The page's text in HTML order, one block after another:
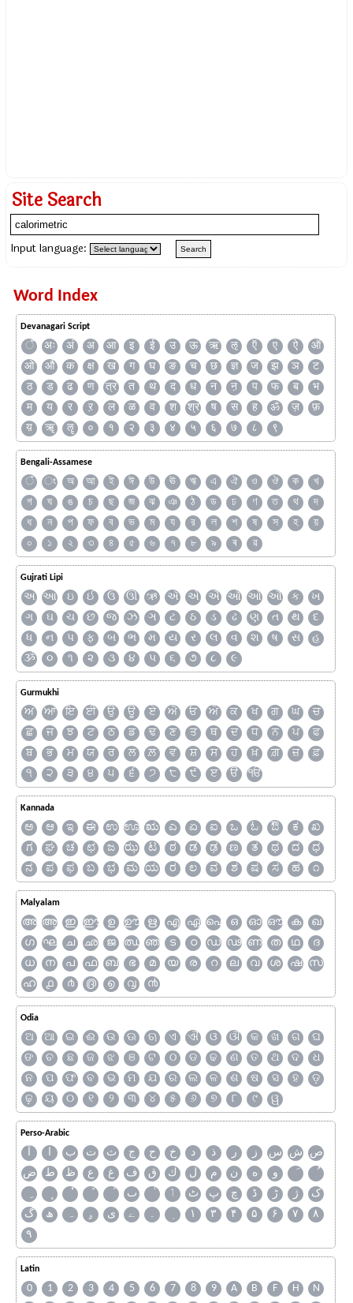
Site Search
Input language:
Word Index
Devanagari Script
ँ अः अं अ आ इ ई उ ऊ ऋ ऌ ऍ ए ऐ
ऑ
ओ
औ क क्ष ख ग घ ङ च छ ज्ञ ज झ ञ
ट
ठ
ड ढ ण त्र त थ द ध न ऩ प फ ब
भ
म
य र ऱ ल ळ व श श्र ष स ह ॐ ज़
फ़
य़
ॠ ॡ ० १ २ ३ ४ ५ ६ ७ ८ ९
Bengali-Assamese
ঁ ং অ আ ই ঈ উ ঊ ঋ এ ঐ ও ঔ ক
খ
গ
ঘ ঙ চ ছ জ ঝ ঞ ঠ ড ঢ ণ ত থ
দ
ধ
ন প ফ ব ভ ম য র ল শ ষ স হ
য়
০
১ ২ ৩ ৪ ৫ ৬ ৭ ৮ ৯ ৰ ৱ
Gujrati Lipi
અ આ ઇ ઈ ઉ ઊ ઋ ઍ એ ઐ ઑ ઓ ઔ ક
ખ
ગ
ઘ ચ છ જ ઝ ઞ ટ ઠ ડ ઢ ણ ત થ
દ
ધ
ન પ ફ બ ભ મ ય ર લ વ શ ષ સ
હ
ૐ
૦ ૧ ૨ ૩ ૪ ૫ ૬ ૭ ૮ ૯
Gurmukhi
ਅ ਆ ਇ ਈ ਉ ਊ ਏ ਐ ਓ ਔ ਕ ਖ ਗ ਘ
ਚ
ਛ
ਜ ਝ ਟ ਠ ਡ ਢ ਣ ਤ ਥ ਦ ਧ ਨ ਪ
ਫ
ਬ
ਭ ਮ ਯ ਰ ਲ ਲ਼ ਵ ਸ਼ ਸ ਹ ਖ਼ ਗ਼ ਜ਼
ਫ਼
੧
੨ ੩ ੪ ੫ ੬ ੭ ੮ ੯ ੲ ੳ ੴ
Kannada
ಅ ಆ ಇ ಈ ಉ ಊ ಋ ಎ ಏ ಐ ಒ ಓ ಔ ಕ
ಖ
ಗ
ಘ ಚ ಛ ಜ ಝ ಟ ಠ ಡ ಢ ಣ ತ ಥ ದ
ಧ
ನ
ಪ ಫ ಬ ಭ ಮ ಯ ರ ಲ ವ ಶ ಷ ಸ ಹ ೧
Malyalam
അ ആ ഇ ഈ ഉ ഊ ഋ എ ഏ ഐ ഒ ഓ ഔ ക
ഖ
ഗ
ഘ ച ഛ ജ ഝ ഞ ട ഠ ഡ ഢ ണ ത ഥ
ദ
ധ
ന പ ഫ ബ ഭ മ യ ര റ ല വ ശ ഷ
സ
ഹ
൧ ൪ ൫ ൭ ൮ ൯
Odia
ଅ ଆ ଇ ଈ ଉ ଊ ଋ ଏ ଐ ଓ ଔ କ ଖ ଗ
ଘ
ଙ
ଚ ଛ ଜ ଝ ଞ ଟ ଠ ଡ ଢ ଣ ତ ଥ ଦ
ଧ
ନ
ପ ଫ ବ ଭ ମ ଯ ର ଲ ଳ ଶ ଷ ସ ହ
ଡ଼
ଢ଼
ୟ ୦ ୧ ୨ ୩ ୪ ୫ ୬ ୭ ୮ ୯ ୱ
Perso-Arabic
آ ا ب ت ث ج ح خ د ذ ر ز س ش ص
ض
ط ظ ع غ ف ق ك ل م ن ه
و
ٮ
ٲ ٹ پ چ ڈ ڑ ژ
ک
گ
ھ ہ ۄ ی ے ۔ ۱ ۳ ۴ ۵ ۶ ۷
۸
۹
Latin
0 1 2 3 4 5 6 7 8 9 A B F H
N